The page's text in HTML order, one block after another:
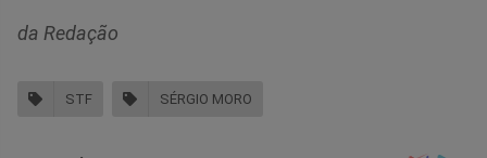
da Redação
STF SÉRGIO MORO